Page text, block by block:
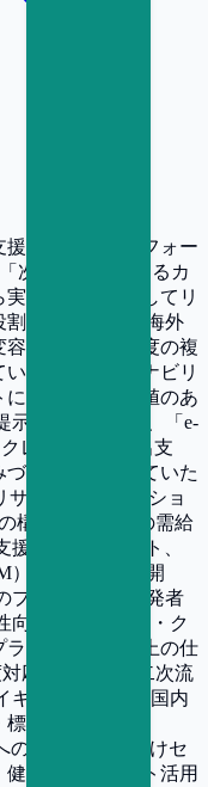
するプラットフォー
次の一手」となるカ
行までを一貫してリ
です。 国内・海外
しており、制度の複
ます。サステナビリ
とって真に価値のあ
示するとともに、「e-
レジットの創出支
くりを推進していた
ーチ/ディレクショ
構築 ・業界別の需給
・J-クレジット、
）等の新規案件開
プロジェクト開発者
向上・市場形成 ・ク
ラットフォーム上の仕
応を通じた、二次流
キング・啓発 ・国内
準（SBTi,
の反映 ・顧客向けセ
全なオフセット活用